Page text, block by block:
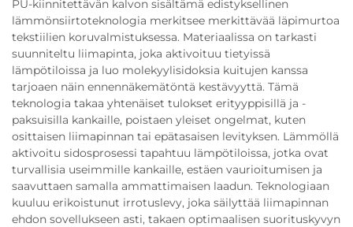
PU-kiinnitettävän kalvon sisältämä edistyksellinen
lämmönsiirtoteknologia merkitsee merkittävää läpimurtoa
tekstiilien koruvalmistuksessa. Materiaalissa on tarkasti
suunniteltu liimapinta, joka aktivoituu tietyissä
lämpötiloissa ja luo molekyylisidoksia kuitujen kanssa
tarjoaen näin ennennäkemätöntä kestävyyttä. Tämä
teknologia takaa yhtenäiset tulokset erityyppisillä ja -
paksuisilla kankaille, poistaen yleiset ongelmat, kuten
osittaisen liimapinnan tai epätasaisen levityksen. Lämmöllä
aktivoitu sidosprosessi tapahtuu lämpötiloissa, jotka ovat
turvallisia useimmille kankaille, estäen vaurioitumisen ja
saavuttaen samalla ammattimaisen laadun. Teknologiaan
kuuluu erikoistunut irrotuslevy, joka säilyttää liimapinnan
ehdon sovellukseen asti, takaen optimaalisen suorituskyvyn